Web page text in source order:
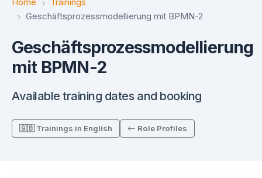
Home
Trainings
Geschäftsprozessmodellierung mit BPMN-2
Geschäftsprozessmodellierung
mit BPMN-2
Available training dates and booking
🇬🇧 Trainings in English Role Profiles